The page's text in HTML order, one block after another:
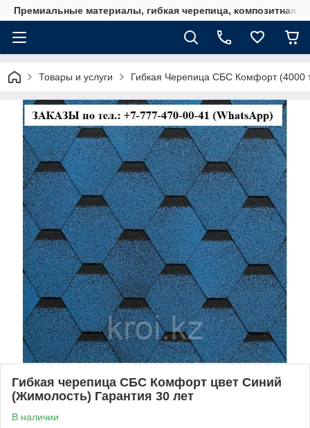
Премиальные материалы, гибкая черепица, композитная
Товары и услуги Гибкая Черепица СБС Комфорт (4000
Гибкая черепица СБС Комфорт цвет Синий
(Жимолость) Гарантия 30 лет
В наличии